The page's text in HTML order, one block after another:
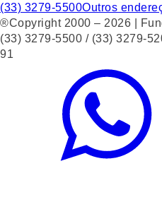
(33) 3279-5500Outros
®Copyright 2000 – 2026 |
(33) 3279-5500 / (33) 3279-
91